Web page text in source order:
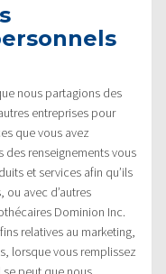
nous partagions des
entreprises pour
que vous avez
des renseignements vous
et services afin qu’ils
ou avec d’autres
Dominion Inc.
relatives au marketing,
lorsque vous remplissez